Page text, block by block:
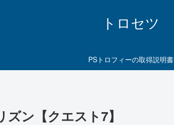
トロセツ
PSトロフィーの取得説明書
ン【クエスト7】